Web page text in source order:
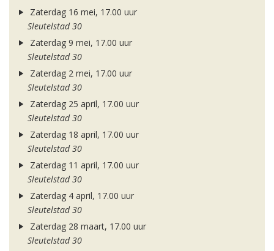
Zaterdag 16 mei, 17.00 uur
Sleutelstad 30
Zaterdag 9 mei, 17.00 uur
Sleutelstad 30
Zaterdag 2 mei, 17.00 uur
Sleutelstad 30
Zaterdag 25 april, 17.00 uur
Sleutelstad 30
Zaterdag 18 april, 17.00 uur
Sleutelstad 30
Zaterdag 11 april, 17.00 uur
Sleutelstad 30
Zaterdag 4 april, 17.00 uur
Sleutelstad 30
Zaterdag 28 maart, 17.00 uur
Sleutelstad 30